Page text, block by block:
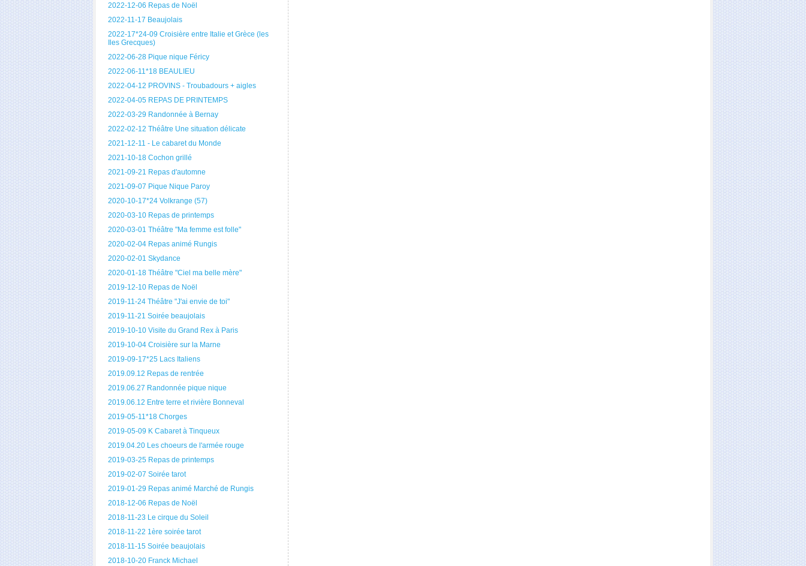
2022-12-06 Repas de Noël
2022-11-17 Beaujolais
2022-17*24-09 Croisière entre Italie et Grèce (les
Iles Grecques)
2022-06-28 Pique nique Féricy
2022-06-11*18 BEAULIEU
2022-04-12 PROVINS - Troubadours + aigles
2022-04-05 REPAS DE PRINTEMPS
2022-03-29 Randonnée à Bernay
2022-02-12 Théâtre Une situation délicate
2021-12-11 - Le cabaret du Monde
2021-10-18 Cochon grillé
2021-09-21 Repas d'automne
2021-09-07 Pique Nique Paroy
2020-10-17*24 Volkrange (57)
2020-03-10 Repas de printemps
2020-03-01 Théâtre "Ma femme est folle"
2020-02-04 Repas animé Rungis
2020-02-01 Skydance
2020-01-18 Théâtre "Ciel ma belle mère"
2019-12-10 Repas de Noël
2019-11-24 Théâtre "J'ai envie de toi"
2019-11-21 Soirée beaujolais
2019-10-10 Visite du Grand Rex à Paris
2019-10-04 Croisière sur la Marne
2019-09-17*25 Lacs Italiens
2019.09.12 Repas de rentrée
2019.06.27 Randonnée pique nique
2019.06.12 Entre terre et rivière Bonneval
2019-05-11*18 Chorges
2019-05-09 K Cabaret à Tinqueux
2019.04.20 Les choeurs de l'armée rouge
2019-03-25 Repas de printemps
2019-02-07 Soirée tarot
2019-01-29 Repas animé Marché de Rungis
2018-12-06 Repas de Noël
2018-11-23 Le cirque du Soleil
2018-11-22 1ère soirée tarot
2018-11-15 Soirée beaujolais
2018-10-20 Franck Michael